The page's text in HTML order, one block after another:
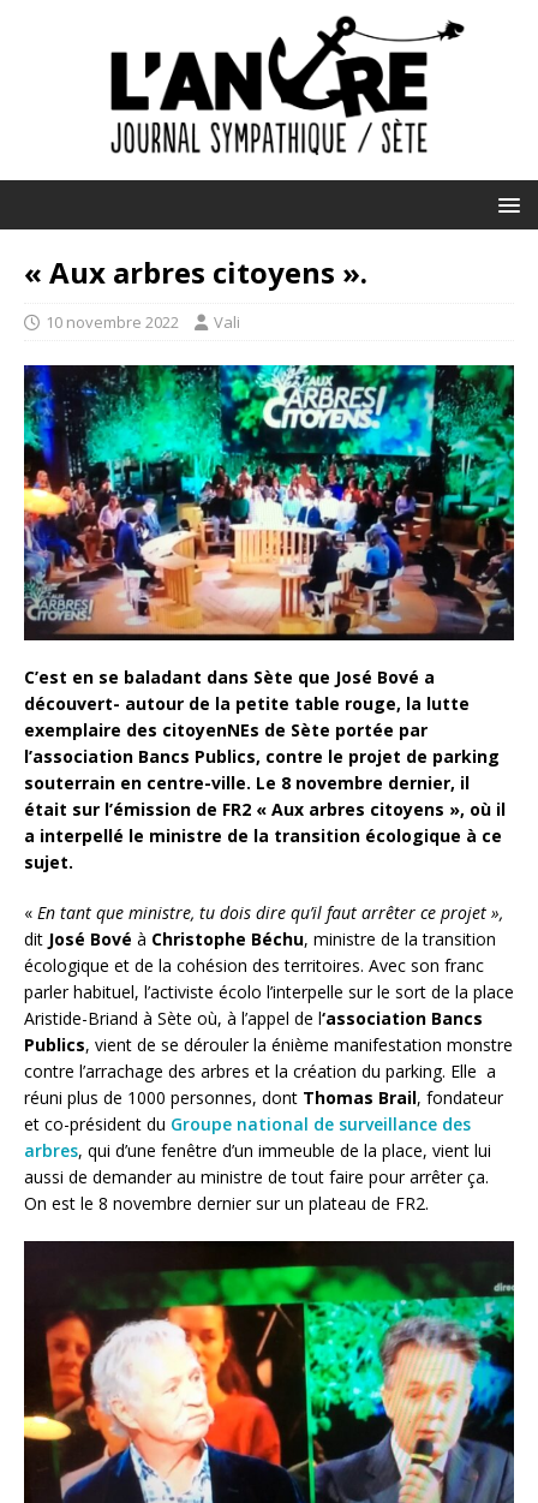
« Aux arbres citoyens ».
10 novembre 2022 Vali
C’est en se baladant dans Sète que José Bové a
découvert- autour de la petite table rouge, la lutte
exemplaire des citoyenNEs de Sète portée par
l’association Bancs Publics, contre le projet de parking
souterrain en centre-ville. Le 8 novembre dernier, il
était sur l’émission de FR2 « Aux arbres citoyens », où il
a interpellé le ministre de la transition écologique à ce
sujet.
« En tant que ministre, tu dois dire qu’il faut arrêter ce projet »,
dit José Bové à Christophe Béchu, ministre de la transition
écologique et de la cohésion des territoires. Avec son franc
parler habituel, l’activiste écolo l’interpelle sur le sort de la place
Aristide-Briand à Sète où, à l’appel de l‘association Bancs
Publics, vient de se dérouler la énième manifestation monstre
contre l’arrachage des arbres et la création du parking. Elle a
réuni plus de 1000 personnes, dont Thomas Brail, fondateur
et co-président du Groupe national de surveillance des
arbres, qui d’une fenêtre d’un immeuble de la place, vient lui
aussi de demander au ministre de tout faire pour arrêter ça.
On est le 8 novembre dernier sur un plateau de FR2.